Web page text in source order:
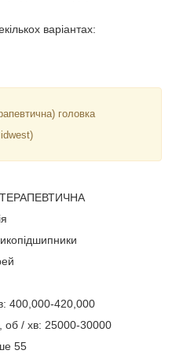
варіантах:
головка
ТЕРАПЕВТИЧНА
400,000-420,000
об / хв: 25000-30000
55